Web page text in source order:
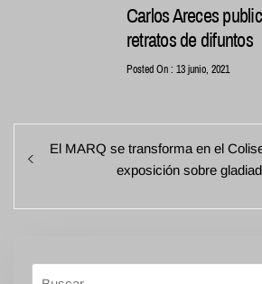
Carlos Areces
retratos de difuntos
Posted On : 13 junio, 2021
Navegación
de
Entrada
El MARQ se transforma en el
exposición sobre